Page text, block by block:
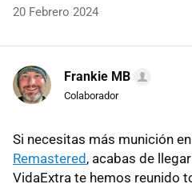
20 Febrero 2024
Frankie MB
Colaborador
Si necesitas más munición en
Remastered , acabas de
VidaExtra te hemos reunido